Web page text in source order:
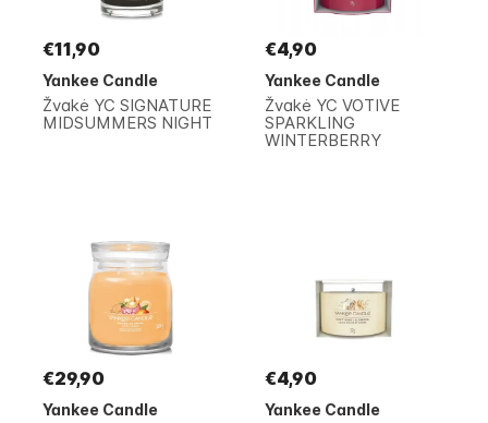
€11,90
Yankee Candle
Žvakė YC SIGNATURE
MIDSUMMERS NIGHT
€4,90
Yankee Candle
Žvakė YC VOTIVE
SPARKLING
WINTERBERRY
€29,90
Yankee Candle
€4,90
Yankee Candle